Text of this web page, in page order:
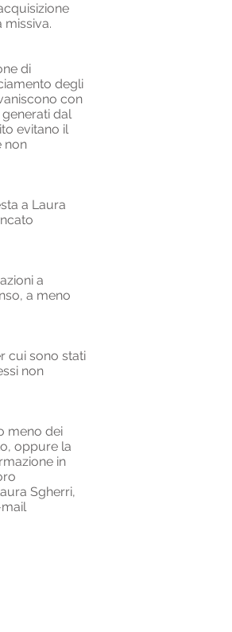
missiva.
di
degli
con
dal
evitano il
non
a Laura
a
a meno
cui sono stati
non
meno dei
oppure la
in
Sgherri,